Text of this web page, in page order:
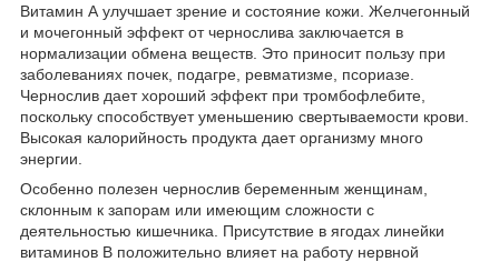
Витамин А улучшает зрение и состояние кожи. Желчегонный
и мочегонный эффект от чернослива заключается в
нормализации обмена веществ. Это приносит пользу при
заболеваниях почек, подагре, ревматизме, псориазе.
Чернослив дает хороший эффект при тромбофлебите,
поскольку способствует уменьшению свертываемости крови.
Высокая калорийность продукта дает организму много
энергии.
Особенно полезен чернослив беременным женщинам,
склонным к запорам или имеющим сложности с
деятельностью кишечника. Присутствие в ягодах линейки
витаминов В положительно влияет на работу нервной